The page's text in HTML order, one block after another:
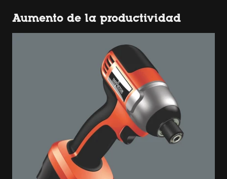
Aumento de la productividad